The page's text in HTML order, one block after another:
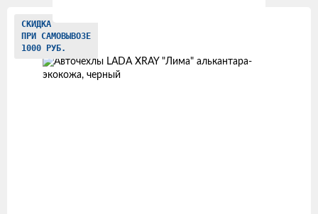
Изображения
товаров
СКИДКА
ПРИ САМОВЫВОЗЕ
1000 РУБ.